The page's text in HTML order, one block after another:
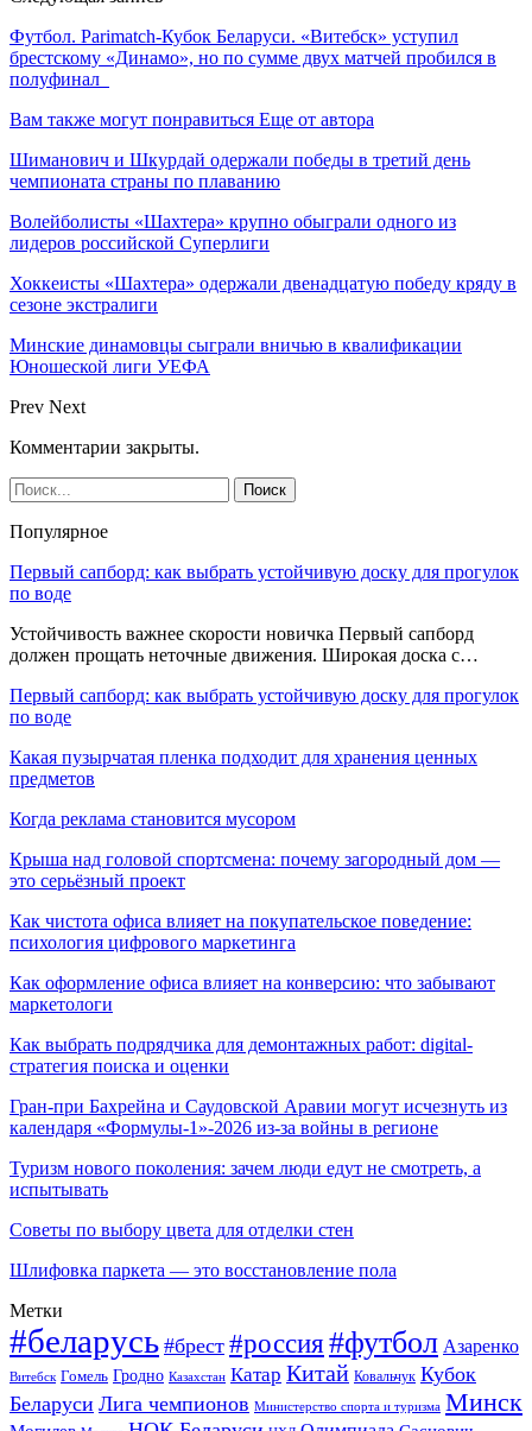
Футбол. Parimatch-Кубок Беларуси. «Витебск» уступил
брестскому «Динамо», но по сумме двух матчей пробился в
полуфинал
Вам также могут понравиться Еще от автора
Шиманович и Шкурдай одержали победы в третий день
чемпионата страны по плаванию
Волейболисты «Шахтера» крупно обыграли одного из
лидеров российской Суперлиги
Хоккеисты «Шахтера» одержали двенадцатую победу кряду в
сезоне экстралиги
Минские динамовцы сыграли вничью в квалификации
Юношеской лиги УЕФА
Prev Next
Комментарии закрыты.
Популярное
Первый сапборд: как выбрать устойчивую доску для прогулок
по воде
Устойчивость важнее скорости новичка Первый сапборд
должен прощать неточные движения. Широкая доска с…
Первый сапборд: как выбрать устойчивую доску для прогулок
по воде
Какая пузырчатая пленка подходит для хранения ценных
предметов
Когда реклама становится мусором
Крыша над головой спортсмена: почему загородный дом —
это серьёзный проект
Как чистота офиса влияет на покупательское поведение:
психология цифрового маркетинга
Как оформление офиса влияет на конверсию: что забывают
маркетологи
Как выбрать подрядчика для демонтажных работ: digital-
стратегия поиска и оценки
Гран-при Бахрейна и Саудовской Аравии могут исчезнуть из
календаря «Формулы-1»-2026 из-за войны в регионе
Туризм нового поколения: зачем люди едут не смотреть, а
испытывать
Советы по выбору цвета для отделки стен
Шлифовка паркета — это восстановление пола
Метки
#беларусь #брест #россия#футбол Азаренко
Витебск Гомель Гродно Казахстан Катар Китай Ковальчук Кубок
Беларуси Лига чемпионов Министерство спорта и туризма Минск